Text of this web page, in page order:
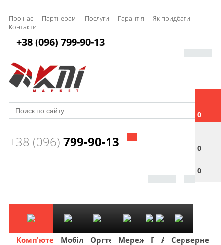
Про нас Партнерам Послуги Гарантія
Як придбати
Контакти
0
0
0
+38 (096) 799-90-13
+38 (096) 799-90-13
Комп'ютериМобільнаОргтехнікаМережевеПобутова
TV
Фото
АвтоСерверне